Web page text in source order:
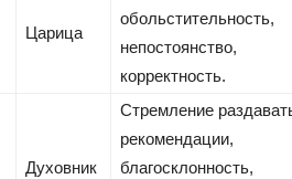
Царица
обольстительность,
непостоянство,
корректность.
Духовник
Стремление
рекомендации,
благосклонность,